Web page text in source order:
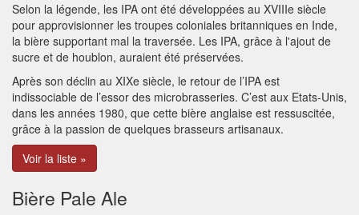
Selon la légende, les IPA ont été développées au XVIIIe siècle
pour approvisionner les troupes coloniales britanniques en Inde,
la bière supportant mal la traversée. Les IPA, grâce à l'ajout de
sucre et de houblon, auraient été préservées.
Après son déclin au XIXe siècle, le retour de l’IPA est
indissociable de l’essor des microbrasseries. C’est aux Etats-Unis,
dans les années 1980, que cette bière anglaise est ressuscitée,
grâce à la passion de quelques brasseurs artisanaux.
Voir la liste »
Bière Pale Ale